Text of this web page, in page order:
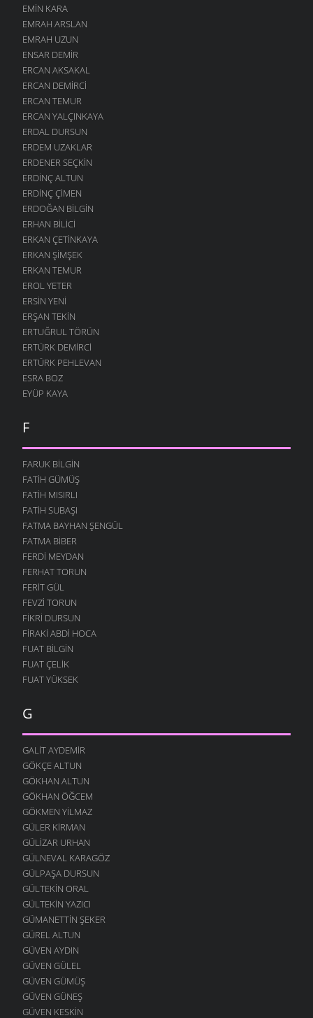
EMIN KARA
EMRAH ARSLAN
EMRAH UZUN
ENSAR DEMIR
ERCAN AKSAKAL
ERCAN DEMIRCI
ERCAN TEMUR
ERCAN YALÇINKAYA
ERDAL DURSUN
ERDEM UZAKLAR
ERDENER SEÇKIN
ERDINÇ ALTUN
ERDINÇ ÇIMEN
ERDOĞAN BILGIN
ERHAN BILICI
ERKAN ÇETINKAYA
ERKAN ŞIMŞEK
ERKAN TEMUR
EROL YETER
ERSIN YENI
ERŞAN TEKIN
ERTUĞRUL TÖRÜN
ERTÜRK DEMIRCI
ERTÜRK PEHLEVAN
ESRA BOZ
EYÜP KAYA
F
FARUK BILGIN
FATIH GÜMÜŞ
FATIH MISIRLI
FATIH SUBAŞI
FATMA BAYHAN ŞENGÜL
FATMA BIBER
FERDI MEYDAN
FERHAT TORUN
FERIT GÜL
FEVZI TORUN
FIKRI DURSUN
FIRAKI ABDI HOCA
FUAT BILGIN
FUAT ÇELIK
FUAT YÜKSEK
G
GALIT AYDEMIR
GÖKÇE ALTUN
GÖKHAN ALTUN
GÖKHAN ÖĞCEM
GÖKMEN YILMAZ
GÜLER KIRMAN
GÜLIZAR URHAN
GÜLNEVAL KARAGÖZ
GÜLPAŞA DURSUN
GÜLTEKIN ORAL
GÜLTEKIN YAZICI
GÜMANETTIN ŞEKER
GÜREL ALTUN
GÜVEN AYDIN
GÜVEN GÜLEL
GÜVEN GÜMÜŞ
GÜVEN GÜNEŞ
GÜVEN KESKIN